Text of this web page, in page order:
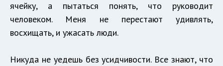
ячейку, а пытаться понять, что руководит
человеком. Меня не перестают удивлять,
восхищать, и ужасать люди.
Никуда не уедешь без усидчивости. Все знают, что